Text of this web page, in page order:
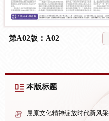
第A02版：A02
本版标题
屈原文化精神绽放时代新风采